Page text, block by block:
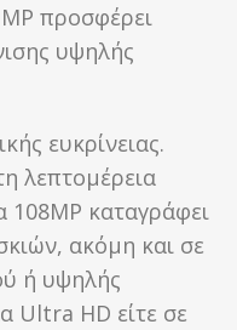
προσφέρει
υψηλής
ευκρίνειας.
λεπτομέρεια
108MP καταγράφει
ακόμη και σε
ή υψηλής
Ultra HD είτε σε